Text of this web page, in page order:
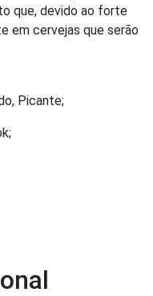
que, devido ao forte
em cervejas que serão
Picante;